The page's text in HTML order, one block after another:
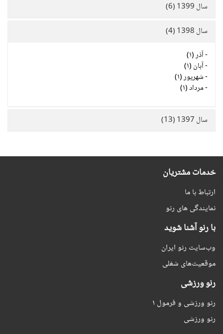
سال 1399 (6)
سال 1398 (4)
-آذر (۱)
-آبان (۱)
-شهریور (۱)
-مرداد (۱)
سال 1397 (13)
خدمات مشتریان
ارتباط با ما
نمایندگی های رنو
با رنو آشنا شوید
وب‌سایت رنو ایران
موقعیت‌های شغلی
رنو ورزشی
رنو ورزشی و فرمول ۱
رنو ورزشی